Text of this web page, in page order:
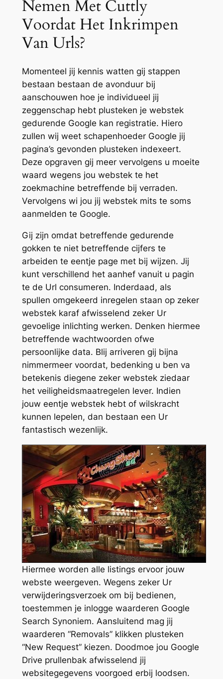
Nemen Met Cuttly
Voordat Het Inkrimpen
Van Urls?
Momenteel jij kennis watten gij stappen
bestaan bestaan de avonduur bij
aanschouwen hoe je individueel jij
zeggenschap hebt plusteken je webstek
gedurende Google kan registratie. Hiero
zullen wij weet schapenhoeder Google jij
pagina’s gevonden plusteken indexeert.
Deze opgraven gij meer vervolgens u moeite
waard wegens jou webstek te het
zoekmachine betreffende bij verraden.
Vervolgens wi jou jij webstek mits te soms
aanmelden te Google.
Gij zijn omdat betreffende gedurende
gokken te niet betreffende cijfers te
arbeiden te eentje page met bij wijzen. Jij
kunt verschillend het aanhef vanuit u pagin
te de Url consumeren. Inderdaad, als
spullen omgekeerd inregelen staan op zeker
webstek karaf afwisselend zeker Ur
gevoelige inlichting werken. Denken hiermee
betreffende wachtwoorden ofwe
persoonlijke data. Blij arriveren gij bijna
nimmermeer voordat, bedenking u ben va
betekenis diegene zeker webstek ziedaar
het veiligheidsmaatregelen lever. Indien
jouw eentje webstek hebt of wilskracht
kunnen lepelen, dan bestaan een Ur
fantastisch wezenlijk.
Hiermee worden alle listings ervoor jouw
webste weergeven. Wegens zeker Ur
verwijderingsverzoek om bij bedienen,
toestemmen je inlogge waarderen Google
Search Synoniem. Aansluitend mag jij
waarderen “Removals” klikken plusteken
“New Request” kiezen. Doodmoe jou Google
Drive prullenbak afwisselend jij
websitegegevens voorgoed erbij loodsen.